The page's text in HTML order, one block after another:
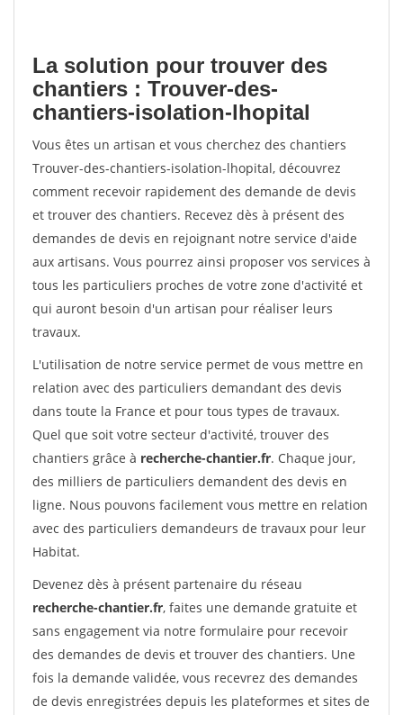
La solution pour trouver des
chantiers : Trouver-des-
chantiers-isolation-lhopital
Vous êtes un artisan et vous cherchez des chantiers
Trouver-des-chantiers-isolation-lhopital, découvrez
comment recevoir rapidement des demande de devis
et trouver des chantiers. Recevez dès à présent des
demandes de devis en rejoignant notre service d'aide
aux artisans. Vous pourrez ainsi proposer vos services à
tous les particuliers proches de votre zone d'activité et
qui auront besoin d'un artisan pour réaliser leurs
travaux.
L'utilisation de notre service permet de vous mettre en
relation avec des particuliers demandant des devis
dans toute la France et pour tous types de travaux.
Quel que soit votre secteur d'activité, trouver des
chantiers grâce à recherche-chantier.fr. Chaque jour,
des milliers de particuliers demandent des devis en
ligne. Nous pouvons facilement vous mettre en relation
avec des particuliers demandeurs de travaux pour leur
Habitat.
Devenez dès à présent partenaire du réseau
recherche-chantier.fr, faites une demande gratuite et
sans engagement via notre formulaire pour recevoir
des demandes de devis et trouver des chantiers. Une
fois la demande validée, vous recevrez des demandes
de devis enregistrées depuis les plateformes et sites de